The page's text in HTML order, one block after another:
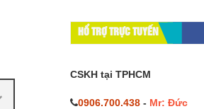
HỔ TRỢ TRỰC TUYẾN
CSKH tại TPHCM
0906.700.438- Mr: Đức